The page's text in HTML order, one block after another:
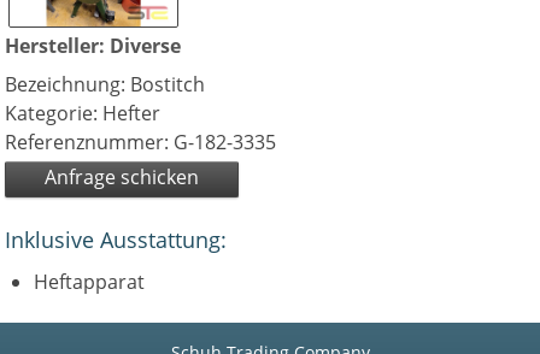
Hersteller: Diverse
Bezeichnung: Bostitch
Kategorie: Hefter
Referenznummer: G-182-3335
Anfrage schicken
Inklusive Ausstattung:
Heftapparat